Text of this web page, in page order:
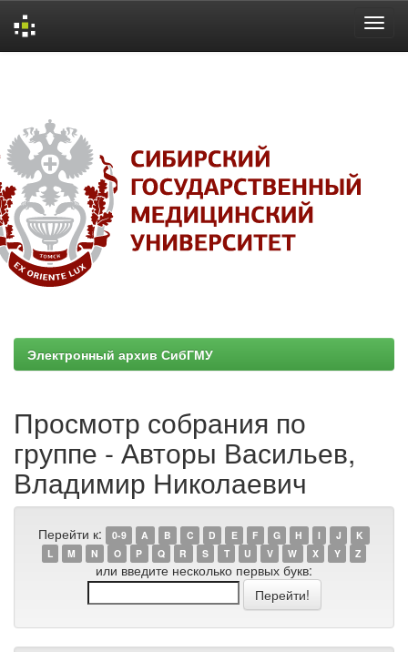
Электронный архив СибГМУ
Просмотр собрания по
группе - Авторы Васильев,
Владимир Николаевич
Перейти к: 0-9 A B C D E F G H I J
K
L
M N O P Q R S T U V W X Y Z
или введите несколько первых букв: